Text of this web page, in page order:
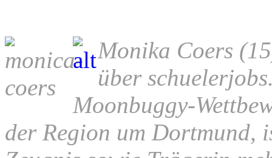
Monika Coers
über
Moonbuggy-
der Region um Dortmund,